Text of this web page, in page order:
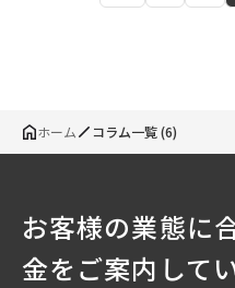
ホーム コラム一覧 (6)
お客様の業態に
金をご案内してい